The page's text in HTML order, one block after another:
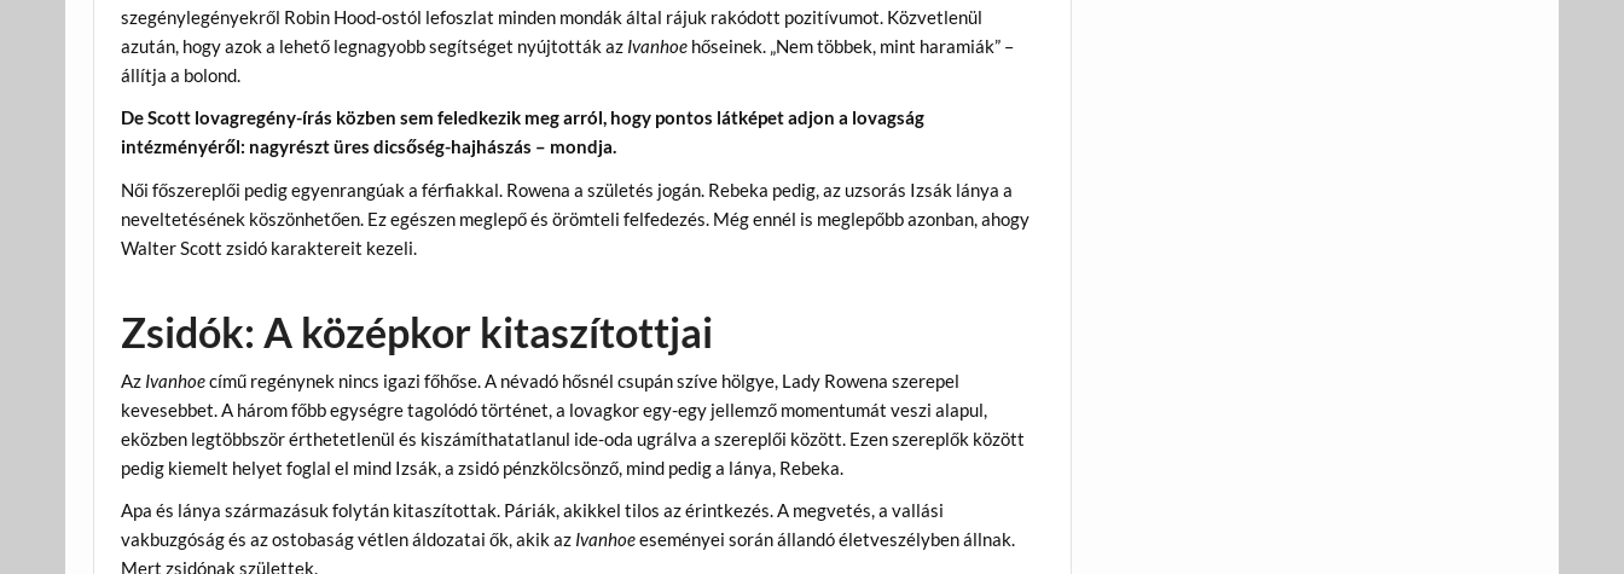
szegénylegényekről Robin Hood-ostól lefoszlat minden mondák által rájuk rakódott pozitívumot. Közvetlenül
azután, hogy azok a lehető legnagyobb segítséget nyújtották az Ivanhoe hőseinek. „Nem többek, mint haramiák” –
állítja a bolond.
De Scott lovagregény-írás közben sem feledkezik meg arról, hogy pontos látképet adjon a lovagság
intézményéről: nagyrészt üres dicsőség-hajhászás – mondja.
Női főszereplői pedig egyenrangúak a férfiakkal. Rowena a születés jogán. Rebeka pedig, az uzsorás Izsák lánya a
neveltetésének köszönhetően. Ez egészen meglepő és örömteli felfedezés. Még ennél is meglepőbb azonban, ahogy
Walter Scott zsidó karaktereit kezeli.
Zsidók: A középkor kitaszítottjai
Az Ivanhoecímű regénynek nincs igazi főhőse. A névadó hősnél csupán szíve hölgye, Lady Rowena szerepel
kevesebbet. A három főbb egységre tagolódó történet, a lovagkor egy-egy jellemző momentumát veszi alapul,
eközben legtöbbször érthetetlenül és kiszámíthatatlanul ide-oda ugrálva a szereplői között. Ezen szereplők között
pedig kiemelt helyet foglal el mind Izsák, a zsidó pénzkölcsönző, mind pedig a lánya, Rebeka.
Apa és lánya származásuk folytán kitaszítottak. Páriák, akikkel tilos az érintkezés. A megvetés, a vallási
vakbuzgóság és az ostobaság vétlen áldozatai ők, akik az Ivanhoeeseményei során állandó életveszélyben állnak.
Mert zsidónak születtek.